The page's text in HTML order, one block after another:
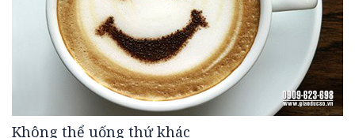
Không thể uống thứ khác